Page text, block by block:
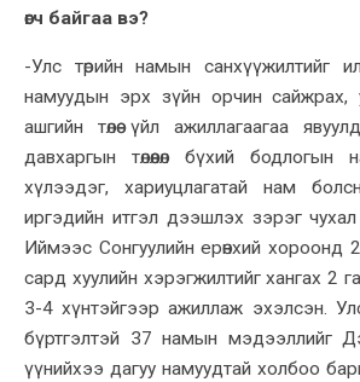
өгч байгаа вэ?
-Улс төрийн намын санхүүжилтийг
намуудын эрх зүйн орчин сайжрах,
ашгийн төлөө үйл ажиллагаагаа
давхаргын төлөөлөл бүхий
хүлээдэг, хариуцлагатай нам
иргэдийн итгэл дээшлэх зэрэг
Иймээс Сонгуулийн ерөнхий хороонд
сард хуулийн хэрэгжилтийг хангах 2
3-4 хүнтэйгээр ажиллаж эхэлсэн.
бүртгэлтэй 37 намын мэдээллийг
үүнийхээ дагуу намуудтай холбоо